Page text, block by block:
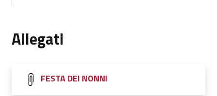
Allegati
FESTA DEI NONNI